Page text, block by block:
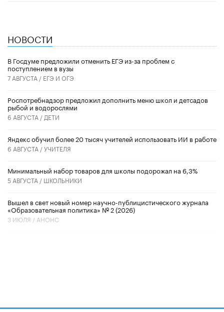
НОВОСТИ
В Госдуме предложили отменить ЕГЭ из-за проблем с
поступлением в вузы
7 АВГУСТА / ЕГЭ И ОГЭ
Роспотребнадзор предложил дополнить меню школ и детсадов
рыбой и водорослями
6 АВГУСТА / ДЕТИ
​Яндекс обучил более 20 тысяч учителей использовать ИИ в работе
6 АВГУСТА /УЧИТЕЛЯ
Минимальный набор товаров для школы подорожал на 6,3%
5 АВГУСТА / ШКОЛЬНИКИ
Вышел в свет новый номер научно-публицистического журнала
«Образовательная политика» № 2 (2026)
3 ИЮЛЯ / АНОНС